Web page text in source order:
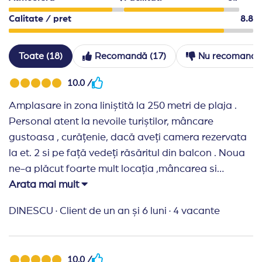
Calitate / pret 8.8
Toate (18) Recomandă (17) Nu
10.0 /
Amplasare in zona liniștită la 250 metri de plaja .
Personal atent la nevoile turiștilor, mâncare
gustoasa , curățenie, dacă aveți camera rezervata
la et. 2 si pe față vedeți răsăritul din balcon . Noua
ne-a plăcut foarte mult locația ,mâncarea si
personalul. Parcarea este gratuita si se face intr- o
incapatoare. Speram sa revenim si alta data.
Recomand Travelplanner:
Arata mai mult
DINESCU · Client de un an și 6 luni · 4 vacante
10.0 /